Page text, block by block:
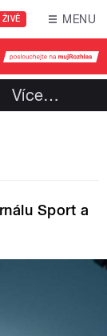
ŽIVĚ MENU
Více…
Sport a